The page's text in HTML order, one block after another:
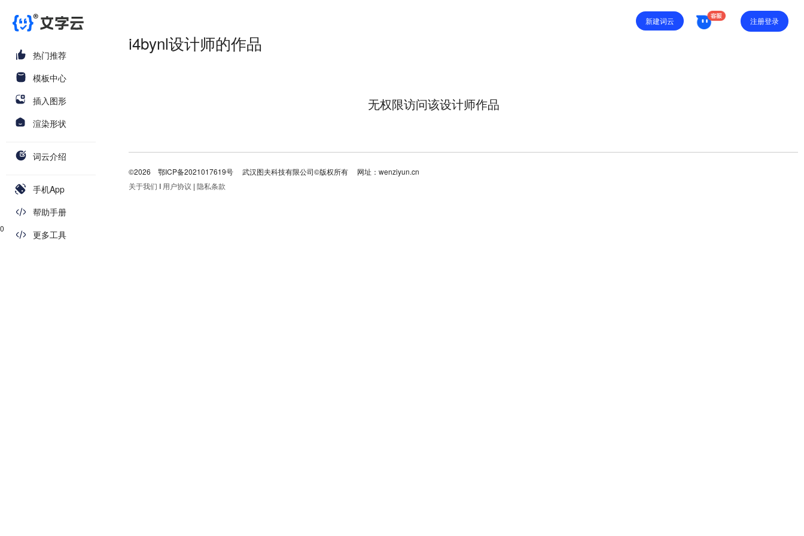
新建词云 注册登录
热门推荐
模板中心
插入图形
渲染形状
词云介绍
手机App
帮助手册
更多工具
i4bynl设计师的作品
无权限访问该设计师作品
©2026 鄂ICP备2021017619号 武汉图夫科技有限公司©版权所有 网址：wenziyun.cn
关于我们 I 用户协议 | 隐私条款
0